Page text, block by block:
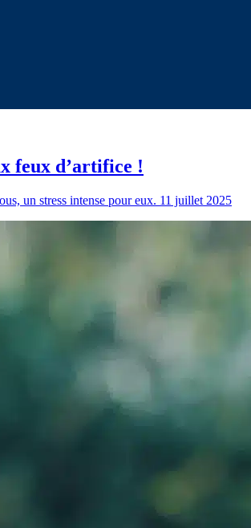
feux d’artifice !
un stress intense pour eux. 11 juillet 2025